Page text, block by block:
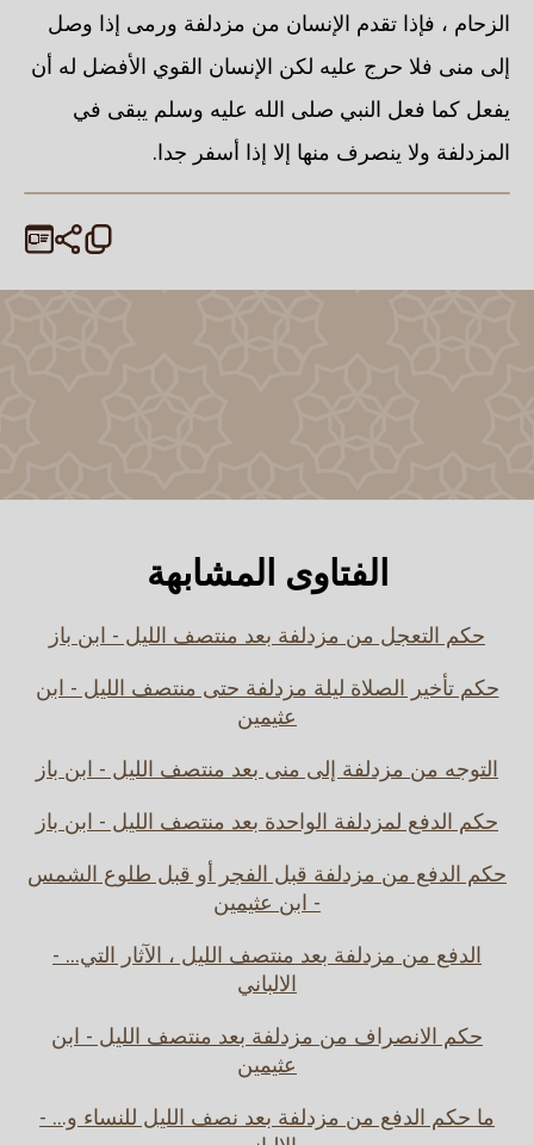
الزحام ، فإذا تقدم الإنسان من مزدلفة ورمى إذا وصل
إلى منى فلا حرج عليه لكن الإنسان القوي الأفضل له أن
يفعل كما فعل النبي صلى الله عليه وسلم يبقى في
المزدلفة ولا ينصرف منها إلا إذا أسفر جدا.
الفتاوى المشابهة
حكم التعجل من مزدلفة بعد منتصف الليل - ابن باز
حكم تأخير الصلاة ليلة مزدلفة حتى منتصف الليل - ابن
عثيمين
التوجه من مزدلفة إلى منى بعد منتصف الليل - ابن باز
حكم الدفع لمزدلفة الواحدة بعد منتصف الليل - ابن باز
حكم الدفع من مزدلفة قبل الفجر أو قبل طلوع الشمس
- ابن عثيمين
الدفع من مزدلفة بعد منتصف الليل ، الآثار التي... -
الالباني
حكم الانصراف من مزدلفة بعد منتصف الليل - ابن
عثيمين
ما حكم الدفع من مزدلفة بعد نصف الليل للنساء و... -